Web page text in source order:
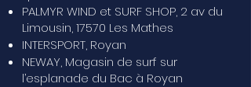
PALMYR WIND et SURF SHOP, 2 av du
Limousin, 17570 Les Mathes
INTERSPORT, Royan
NEWAY, Magasin de surf sur
l’esplanade du Bac à Royan